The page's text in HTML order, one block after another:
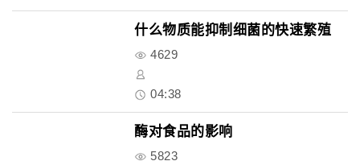
什么物质能抑制细菌的快速繁殖
4629
04:38
酶对食品的影响
5823